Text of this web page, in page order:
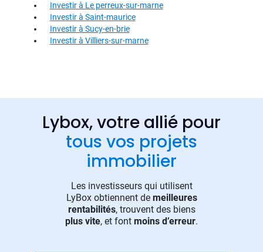
Investir à Le perreux-sur-marne
Investir à Saint-maurice
Investir à Sucy-en-brie
Investir à Villiers-sur-marne
Lybox, votre allié pour
tous vos projets
immobilier
Les investisseurs qui utilisent
LyBox obtiennent de meilleures
rentabilités, trouvent des biens
plus vite, et font moins d’erreur.